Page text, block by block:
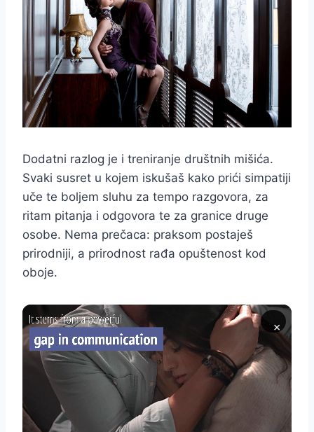
Dodatni razlog je i treniranje društnih mišića.
Svaki susret u kojem iskušaš kako prići simpatiji
uče te boljem sluhu za tempo razgovora, za
ritam pitanja i odgovora te za granice druge
osobe. Nema prečaca: praksom postaješ
prirodniji, a prirodnost rađa opuštenost kod
oboje.
×